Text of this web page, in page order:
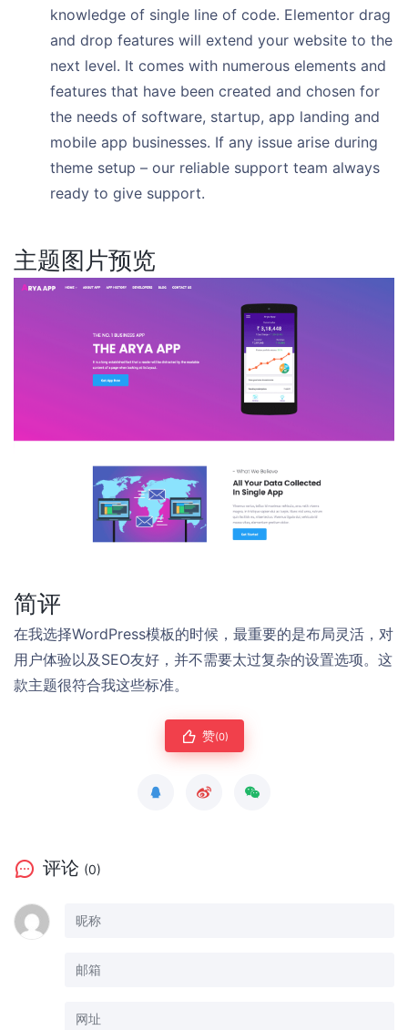
knowledge of single line of code. Elementor drag
and drop features will extend your website to the
next level. It comes with numerous elements and
features that have been created and chosen for
the needs of software, startup, app landing and
mobile app businesses. If any issue arise during
theme setup – our reliable support team always
ready to give support.
主题图片预览
简评
在我选择WordPress模板的时候，最重要的是布局灵活，对
用户体验以及SEO友好，并不需要太过复杂的设置选项。这
款主题很符合我这些标准。
赞(0)
评论 (0)